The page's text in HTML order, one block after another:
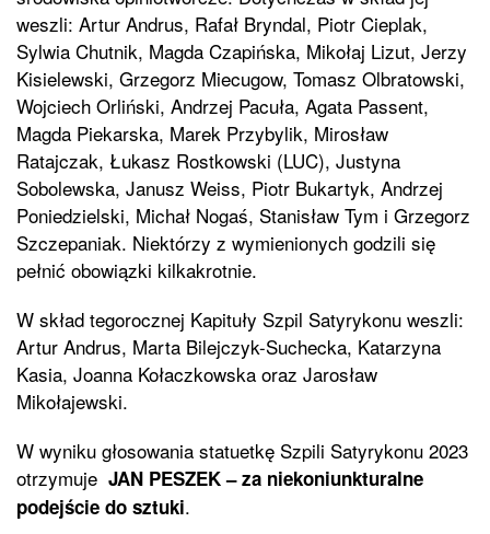
weszli: Artur Andrus, Rafał Bryndal, Piotr Cieplak,
Sylwia Chutnik, Magda Czapińska, Mikołaj Lizut, Jerzy
Kisielewski, Grzegorz Miecugow, Tomasz Olbratowski,
Wojciech Orliński, Andrzej Pacuła, Agata Passent,
Magda Piekarska, Marek Przybylik, Mirosław
Ratajczak, Łukasz Rostkowski (LUC), Justyna
Sobolewska, Janusz Weiss, Piotr Bukartyk, Andrzej
Poniedzielski, Michał Nogaś, Stanisław Tym i Grzegorz
Szczepaniak. Niektórzy z wymienionych godzili się
pełnić obowiązki kilkakrotnie.
W skład tegorocznej Kapituły Szpil Satyrykonu weszli:
Artur Andrus, Marta Bilejczyk-Suchecka, Katarzyna
Kasia, Joanna Kołaczkowska oraz Jarosław
Mikołajewski.
W wyniku głosowania statuetkę Szpili Satyrykonu 2023
otrzymuje JAN PESZEK – za niekoniunkturalne
podejście do sztuki.